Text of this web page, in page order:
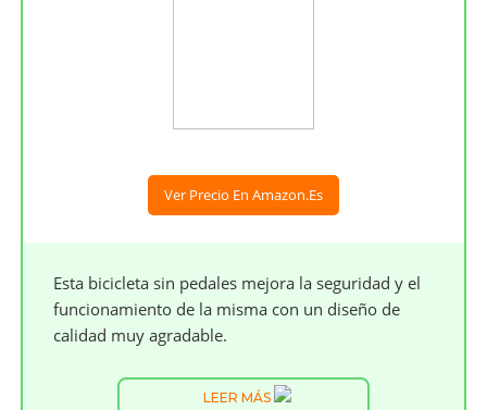
Ver Precio En Amazon.es
Esta bicicleta sin pedales mejora la seguridad y el
funcionamiento de la misma con un diseño de
calidad muy agradable.
LEER MÁS